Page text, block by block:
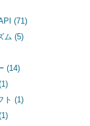
(71)
ム (5)
(14)
ト (1)